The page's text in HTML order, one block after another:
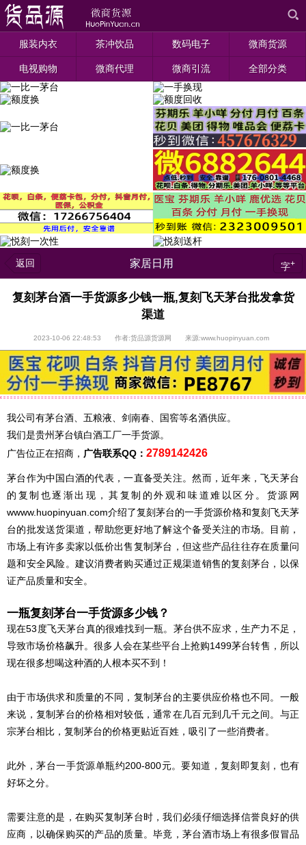
服装内衣 茶冲饮品 数码电子 微商货源
电视购物 微商代理 微商引流 全部分类
返回 家居日用 字+
复刻茅台酒一手货源多少钱一瓶,复刻飞天茅台批发拿货
渠道
2023-10-06 22:48:53 作者:货品源货源网 来源:www.huopinyuan.com
我公司有茅台酒、五粮液、剑南春、国窖等名酒供应。
我们是贵州茅台镇白酒工厂一手货源。
广告位正在招商， 广告联系QQ： 2789142426
茅台作为中国白酒的代表，一直备受关注。然而，近年来，飞天茅台
的复制也逐渐出现，其复制的外观和味道难以区分。货源网
wwww.huopinyuan.com介绍了复刻茅台的一手货源价格和复刻飞天茅
台的批发送货渠道，帮助您更好地了解这个备受关注的市场。目前，
市场上有许多卖家以低价出售复制茅台，但这些产品往往存在质量问
题和安全风险。建议消费者购买通过正规渠道销售的复刻茅台，以保
证产品质量和安全。
一瓶复刻茅台一手货源多少钱？
现在53度飞天茅台真的很难找到一瓶。茅台供不应求，生产力不足，
导致市场价格飙升。很多人会在某些平台上抢购1499茅台转售，所以
现在很多想喝这种酒的人根本买不到！
由于市场供求和质量的不同，复制茅台的主要供应价格也不同。一般
来说，复制茅台的价格相对较低，通常在几百元到几千元之间。与正
宗茅台相比，复制茅台的价格更贴近百姓，吸引了一些消费者。
此外，茅台一手货源单瓶约200-800元。要知道，复刻即复刻，也有
好坏之分。
需要注意的是，在购买复制茅台时，我们必须仔细选择信誉良好的供
应商，以确保购买的产品的质量。毕竟，茅台酒市场上有很多假冒品